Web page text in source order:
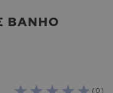
BANHO
( 0 )